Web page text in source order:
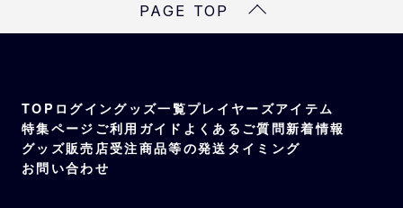
PAGE TOP
TOP ログイングッズ一覧プレイヤーズアイテム
特集ページ ご利用ガイド よくあるご質問新着情報
グッズ販売店受注商品等の発送タイミング
お問い合わせ